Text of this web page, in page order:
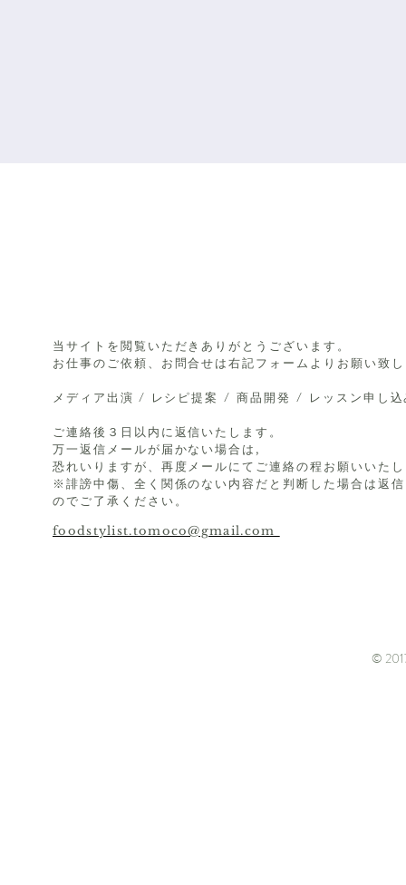
foodstylist.tomoco@gmail.com
当サイトを閲覧いただきありがとうございます。
お仕事のご依頼、お問合せは右記フォームよりお願い致
メディア出演 / レシピ提案 / 商品開発 / レッスン申し
ご連絡後３日以内に返信いたします。
万一返信メールが届かない場合は,
恐れいりますが、再度メールにてご連絡の程お願いいた
※誹謗中傷、全く関係のない内容だと判断した場合は返
のでご了承ください。
©